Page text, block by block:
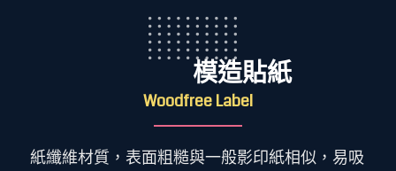
模造貼紙
Woodfree Label
紙纖維材質，表面粗糙與一般影印紙相似，易吸